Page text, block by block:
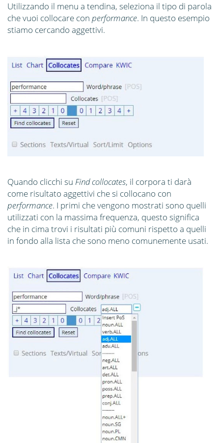
Utilizzando il menu a tendina, seleziona il tipo di parola
che vuoi collocare con performance. In questo esempio
stiamo cercando aggettivi.
Quando clicchi su Find collocates, il corpora ti darà
come risultato aggettivi che si collocano con
performance. I primi che vengono mostrati sono quelli
utilizzati con la massima frequenza, questo significa
che in cima trovi i risultati più comuni rispetto a quelli
in fondo alla lista che sono meno comunemente usati.